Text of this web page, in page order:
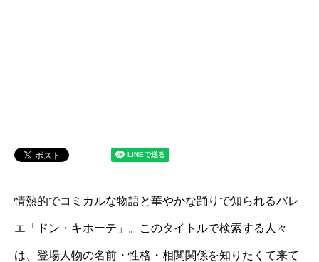
情熱的でコミカルな物語と華やかな踊りで知られるバレ
エ「ドン・キホーテ」。このタイトルで検索する人々
は、登場人物の名前・性格・相関関係を知りたくて来て